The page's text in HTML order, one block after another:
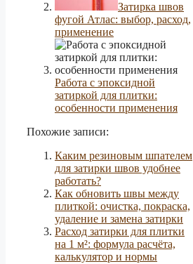
Затирка швов
фугой Атлас: выбор, расход,
применение
Работа с эпоксидной
затиркой для плитки:
особенности применения
Похожие записи:
Каким резиновым шпателем
для затирки швов удобнее
работать?
Как обновить швы между
плиткой: очистка, покраска,
удаление и замена затирки
Расход затирки для плитки
на 1 м²: формула расчёта,
калькулятор и нормы